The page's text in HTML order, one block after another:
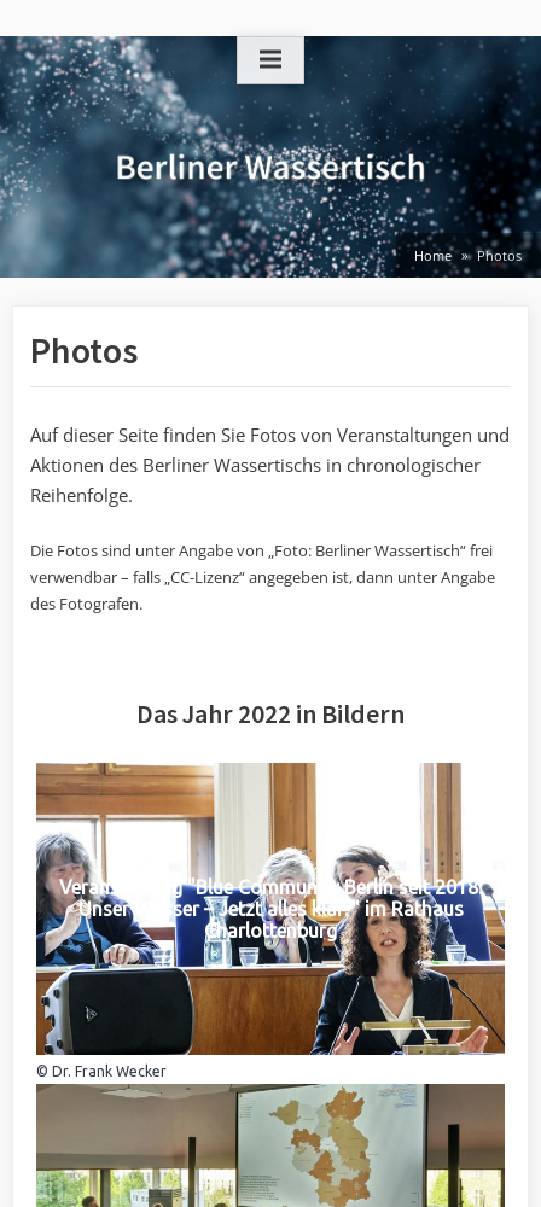
to
content
Home Photos
Photos
Auf dieser Seite finden Sie Fotos von Veranstaltungen und
Aktionen des Berliner Wassertischs in chronologischer
Reihenfolge.
Die Fotos sind unter Angabe von „Foto: Berliner Wassertisch“ frei
verwendbar – falls „CC-Lizenz“ angegeben ist, dann unter Angabe
des Fotografen.
Das Jahr 2022 in Bildern
Veranstaltung "Blue Community Berlin seit 2018:
Unser Wasser – Jetzt alles klar?" im Rathaus
Charlottenburg
© Dr. Frank Wecker